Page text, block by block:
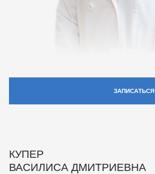
ЗАПИСАТЬСЯ
КУПЕР
ВАСИЛИСА ДМИТРИЕВНА